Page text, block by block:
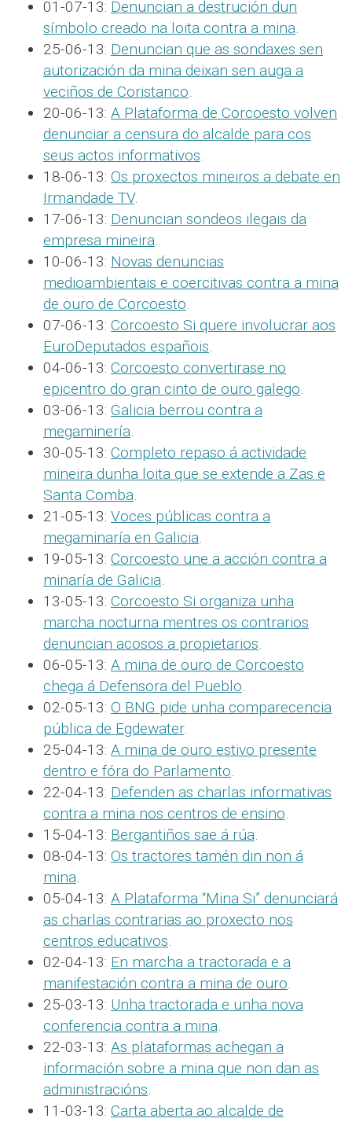
01-07-13: Denuncian a destrución dun
símbolo creado na loita contra a mina.
25-06-13: Denuncian que as sondaxes sen
autorización da mina deixan sen auga a
veciños de Coristanco.
20-06-13: A Plataforma de Corcoesto volven
denunciar a censura do alcalde para cos
seus actos informativos.
18-06-13: Os proxectos mineiros a debate en
Irmandade TV.
17-06-13: Denuncian sondeos ilegais da
empresa mineira.
10-06-13: Novas denuncias
medioambientais e coercitivas contra a mina
de ouro de Corcoesto.
07-06-13: Corcoesto Si quere involucrar aos
EuroDeputados españois.
04-06-13: Corcoesto convertirase no
epicentro do gran cinto de ouro galego.
03-06-13: Galicia berrou contra a
megaminería.
30-05-13: Completo repaso á actividade
mineira dunha loita que se extende a Zas e
Santa Comba.
21-05-13: Voces públicas contra a
megaminaría en Galicia.
19-05-13: Corcoesto une a acción contra a
minaría de Galicia.
13-05-13: Corcoesto Si organiza unha
marcha nocturna mentres os contrarios
denuncian acosos a propietarios.
06-05-13: A mina de ouro de Corcoesto
chega á Defensora del Pueblo.
02-05-13: O BNG pide unha comparecencia
pública de Egdewater.
25-04-13: A mina de ouro estivo presente
dentro e fóra do Parlamento.
22-04-13: Defenden as charlas informativas
contra a mina nos centros de ensino.
15-04-13: Bergantiños sae á rúa.
08-04-13: Os tractores tamén din non á
mina.
05-04-13: A Plataforma “Mina Si” denunciará
as charlas contrarias ao proxecto nos
centros educativos.
02-04-13: En marcha a tractorada e a
manifestación contra a mina de ouro.
25-03-13: Unha tractorada e unha nova
conferencia contra a mina.
22-03-13: As plataformas achegan a
información sobre a mina que non dan as
administracións.
11-03-13: Carta aberta ao alcalde de